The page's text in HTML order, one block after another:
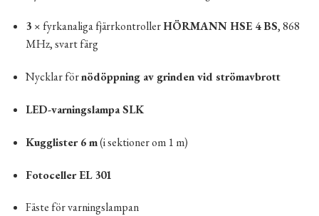
3 × fyrkanaliga fjärrkontrollerHÖRMANN HSE 4 BS, 868
MHz, svart färg
Nycklar förnödöppning av grinden vid strömavbrott
LED-varningslampa SLK
Kugglister 6 m(i sektioner om 1 m)
Fotoceller EL 301
Fäste för varningslampan